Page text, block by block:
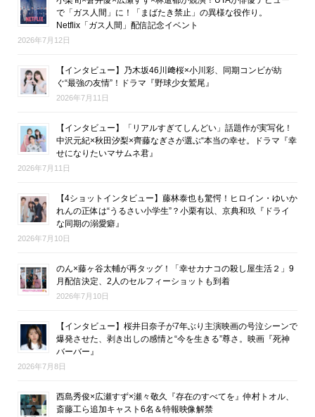
で「ガス人間」に！「まばたき禁止」の異様な役作り。
Netflix「ガス人間」配信記念イベント
2026年7月12日
【インタビュー】乃木坂46川﨑桜×小川彩、同期コンビが紡
ぐ“最強の友情”！ドラマ『野球少女鷲尾』
2026年7月11日
【インタビュー】「リアルすぎてしんどい」話題作が実写化！
中沢元紀×秋田汐梨×齊藤なぎさが選ぶ“本当の幸せ。ドラマ『幸
せになりたいマサムネ君』
2026年7月11日
【4ショットインタビュー】藤林泰也も驚愕！ヒロイン・ゆいか
れんの正体は“うるさい小学生”？小栗有以、京典和玖『ドライ
な同期の溺愛癖』
2026年7月10日
のん×藤ヶ谷太輔が再タッグ！「幸せカナコの殺し屋生活２」9
月配信決定、2人のセルフィーショットも到着
2026年7月10日
【インタビュー】桜井日奈子が7年ぶり主演映画の号泣シーンで
爆発させた、剥き出しの感情と“今を生きる”尊さ。映画『死神
バーバー』
2026年7月8日
西島秀俊×広瀬すず×瀬々敬久『存在のすべてを』仲村トオル、
斎藤工ら追加キャスト6名＆特報映像解禁